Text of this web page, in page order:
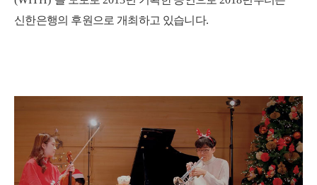
신한은행의 후원으로 개최하고 있습니다.